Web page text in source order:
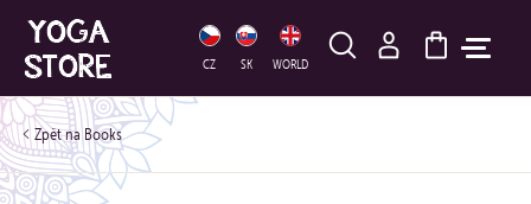
CZ SK WORLD
HLEDAT
Books